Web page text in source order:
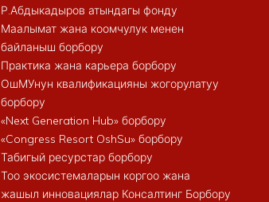
Р.Абдыкадыров атындагы фонду
Маалымат жана коомчулук менен
байланыш борбору
Практика жана карьера борбору
ОшМУнун квалификацияны жогорулатуу
борбору
«Next Generation Hub» борбору
«Congress Resort OshSu» борбору
Табигый ресурстар борбору
Тоо экосистемаларын коргоо жана
жашыл инновациялар Консалтинг Борбору